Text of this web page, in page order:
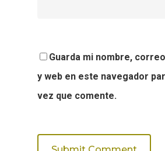
Guarda mi nombre,
y web en este navegador
vez que comente.